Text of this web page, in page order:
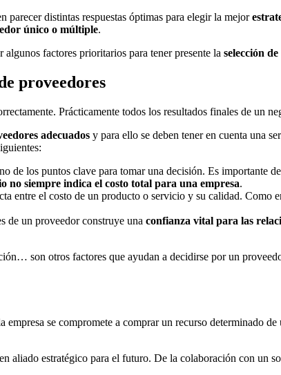
parecer distintas respuestas óptimas para elegir la mejor
único o múltiple.
algunos factores prioritarios para tener presente la selección
proveedores
Prácticamente todos los resultados finales de un
adecuados y para ello se deben tener en cuenta una
de los puntos clave para tomar una decisión. Es importante
no siempre indica el costo total para una empresa.
entre el costo de un producto o servicio y su calidad. Como
de un proveedor construye una confianza vital para las
son otros factores que ayudan a decidirse por un
empresa se compromete a comprar un recurso determinado
estratégico para el futuro. De la colaboración con un